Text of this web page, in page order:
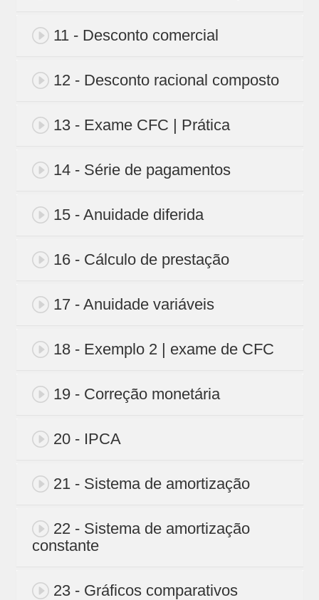
11 - Desconto comercial
12 - Desconto racional composto
13 - Exame CFC | Prática
14 - Série de pagamentos
15 - Anuidade diferida
16 - Cálculo de prestação
17 - Anuidade variáveis
18 - Exemplo 2 | exame de CFC
19 - Correção monetária
20 - IPCA
21 - Sistema de amortização
22 - Sistema de amortização
constante
23 - Gráficos comparativos